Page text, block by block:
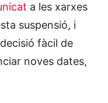
a les xarxes
suspensió, i
fàcil de
noves dates,